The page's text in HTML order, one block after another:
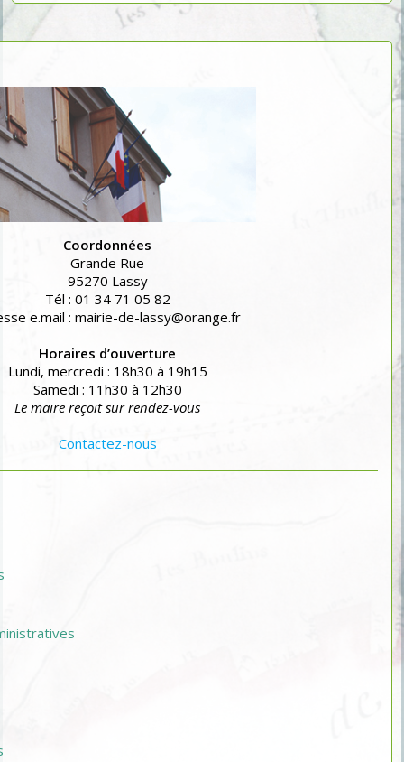
Coordonnées
Grande Rue
95270 Lassy
Tél : 01 34 71 05 82
e.mail : mairie-de-lassy@orange.fr
Horaires d’ouverture
Lundi, mercredi : 18h30 à 19h15
Samedi : 11h30 à 12h30
Le maire reçoit sur rendez-vous
Contactez-nous